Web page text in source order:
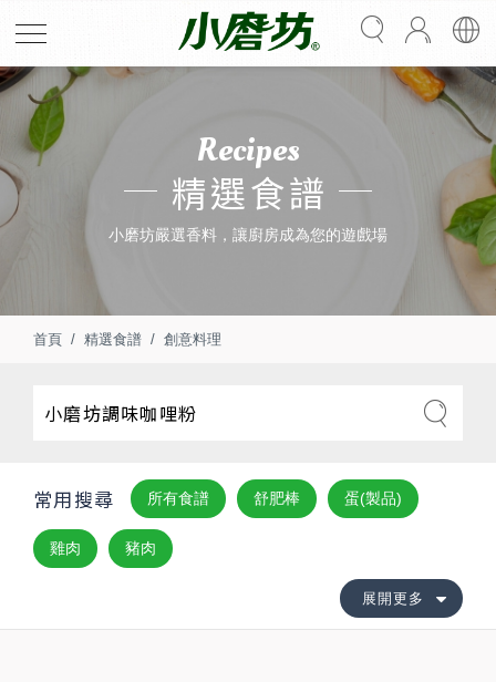
Recipes
精選食譜
小磨坊嚴選香料，讓廚房成為您的遊戲場
首頁 精選食譜 創意料理
常用搜尋 所有食譜 舒肥棒 蛋(製品)
雞肉 豬肉
展開更多